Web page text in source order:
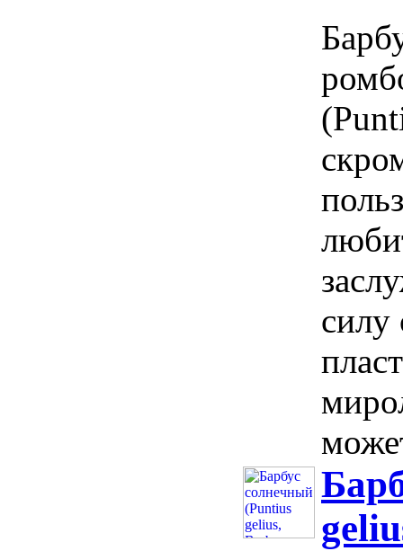
силу